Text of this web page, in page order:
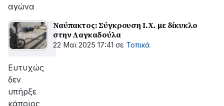
αγώνα
Ναύπακτος: Σύγκρουση Ι.Χ. με δίκυκλο
στην Λαγκαδούλα
22 Μαϊ 2025 17:41 σε Τοπικά
Ευτυχώς
δεν
υπήρξε
κάποιος